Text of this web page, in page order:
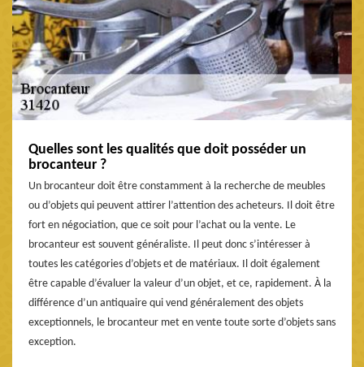
Quelles sont les qualités que doit posséder un
brocanteur ?
Un brocanteur doit être constamment à la recherche de meubles
ou d’objets qui peuvent attirer l’attention des acheteurs. Il doit être
fort en négociation, que ce soit pour l’achat ou la vente. Le
brocanteur est souvent généraliste. Il peut donc s’intéresser à
toutes les catégories d’objets et de matériaux. Il doit également
être capable d’évaluer la valeur d’un objet, et ce, rapidement. À la
différence d’un antiquaire qui vend généralement des objets
exceptionnels, le brocanteur met en vente toute sorte d’objets sans
exception.